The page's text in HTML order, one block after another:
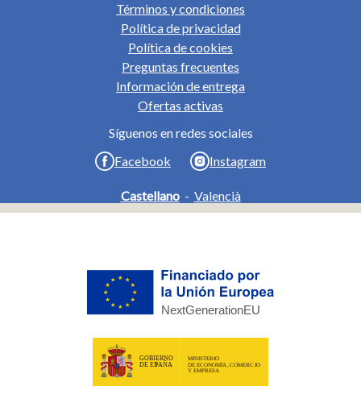
Términos y condiciones
Política de privacidad
Política de cookies
Preguntas frecuentes
Información de entrega
Ofertas activas
Síguenos en redes sociales
Facebook
Instagram
Castellano - Valencià